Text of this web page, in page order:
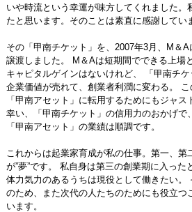
いや時流という幸運が味方してくれました。
たと思います。そのことは素直に感謝してい
その「甲南チケット」を、2007年3月、M＆
譲渡しました。 M＆Aは短期間でできる上場
キャピタルゲインはないけれど、 「甲南チ
企業価値が売れて、創業者利潤に変わる。
「甲南アセット」に転用するためにもジャス
幸い、「甲南チケット」の信用力のおかげで
「甲南アセット」の業績は順調です。
これからは起業家育成が私の仕事。第一、
が”夢”です。 私自身は第三の創業期に入った
体力気力のあるうちは現役として働きたい。
のため、また次代の人たちのためにも役立つ
います。